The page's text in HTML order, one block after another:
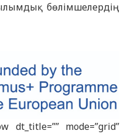
бөлімшелердің
dt_title=”” mode=”grid”